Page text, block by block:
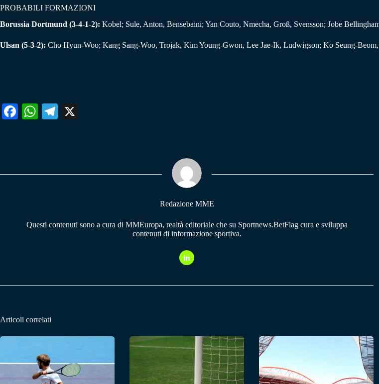
PROBABILI FORMAZIONI
Borussia Dortmund (3-4-1-2): Kobel; Sule, Anton, Bensebaini; Yan Couto, Nmecha, Groß, Svensson; Jobe
Ulsan (5-3-2): Cho Hyun-Woo; Kang Sang-Woo, Trojak, Kim Young-Gwon, Lee Jae-Ik, Ludwigson; Ko Seung-
Fa W
pp
Te
m
Redazione MME
Questi contenuti sono a cura di MMEuropa, realtà editoriale che su Sportnews.BetFlag cura e sviluppa
contenuti di informazione sportiva.
Articoli correlati